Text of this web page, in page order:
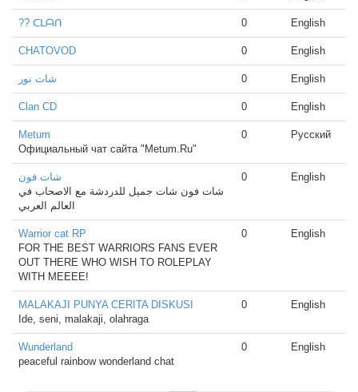
?? ᑕᒪᗩᑎ 0 English
CHATOVOD 0 English
شات نور 0 English
Clan CD 0 English
Metum
Официальный чат сайта "Metum.Ru"
0 Русский
شات فون
شات فون شات جميل للدردشة مع الاصحاب في
العالم العربي
0 English
Warrior cat RP
FOR THE BEST WARRIORS FANS EVER
OUT THERE WHO WISH TO ROLEPLAY
WITH MEEEE!
0 English
MALAKAJI PUNYA CERITA DISKUSI
Ide, seni, malakaji, olahraga
0 English
Wunderland
peaceful rainbow wonderland chat
0 English